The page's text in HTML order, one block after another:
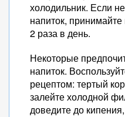
холодильник. Если
напиток,
2 раза в день.
Некоторые
напиток.
рецептом: тертый
залейте холодной
доведите до